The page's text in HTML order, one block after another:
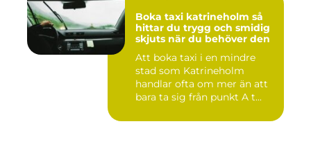
Boka taxi katrineholm så
hittar du trygg och smidig
skjuts när du behöver den
Att boka taxi i en mindre
stad som Katrineholm
handlar ofta om mer än att
bara ta sig från punkt A t...